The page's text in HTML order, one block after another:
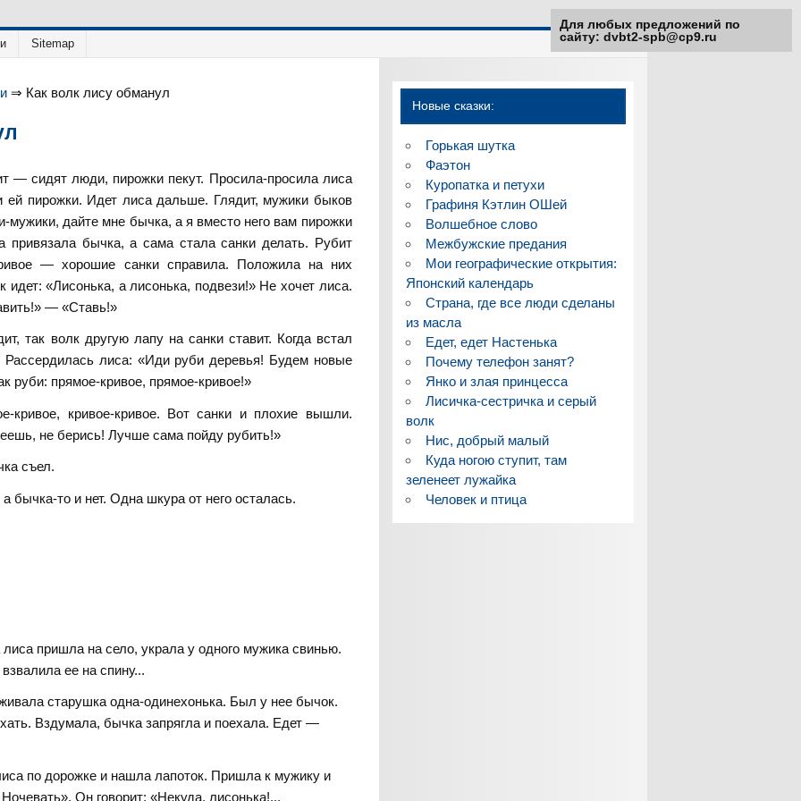
Sitemap
⇒ Как волк лису обманул
— сидят люди, пирожки пекут. Просила-просила лиса
пирожки. Идет лиса дальше. Глядит, мужики быков
мужики, дайте мне бычка, а я вместо него вам пирожки
привязала бычка, а сама стала санки делать. Рубит
— хорошие санки справила. Положила на них
идет: «Лисонька, а лисонька, подвези!» Не хочет лиса.
— «Ставь!»
так волк другую лапу на санки ставит. Когда встал
Рассердилась лиса: «Иди руби деревья! Будем новые
руби: прямое-кривое, прямое-кривое!»
кривое, кривое-кривое. Вот санки и плохие вышли.
не берись! Лучше сама пойду рубить!»
съел.
бычка-то и нет. Одна шкура от него осталась.
пришла на село, украла у одного мужика свинью.
ее на спину...
старушка одна-одинехонька. Был у нее бычок.
Вздумала, бычка запрягла и поехала. Едет —
по дорожке и нашла лапоток. Пришла к мужику и
Он говорит: «Некуда, лисонька!...
Новые сказки:
Горькая шутка
Фаэтон
Куропатка и петухи
Графиня Кэтлин ОШей
Волшебное слово
Межбужские предания
Мои географические открытия:
Японский календарь
Страна, где все люди сделаны
из масла
Едет, едет Настенька
Почему телефон занят?
Янко и злая принцесса
Лисичка-сестричка и серый
волк
Нис, добрый малый
Куда ногою ступит, там
зеленеет лужайка
Человек и птица
Для любых предложений по
сайту: dvbt2-spb@cp9.ru